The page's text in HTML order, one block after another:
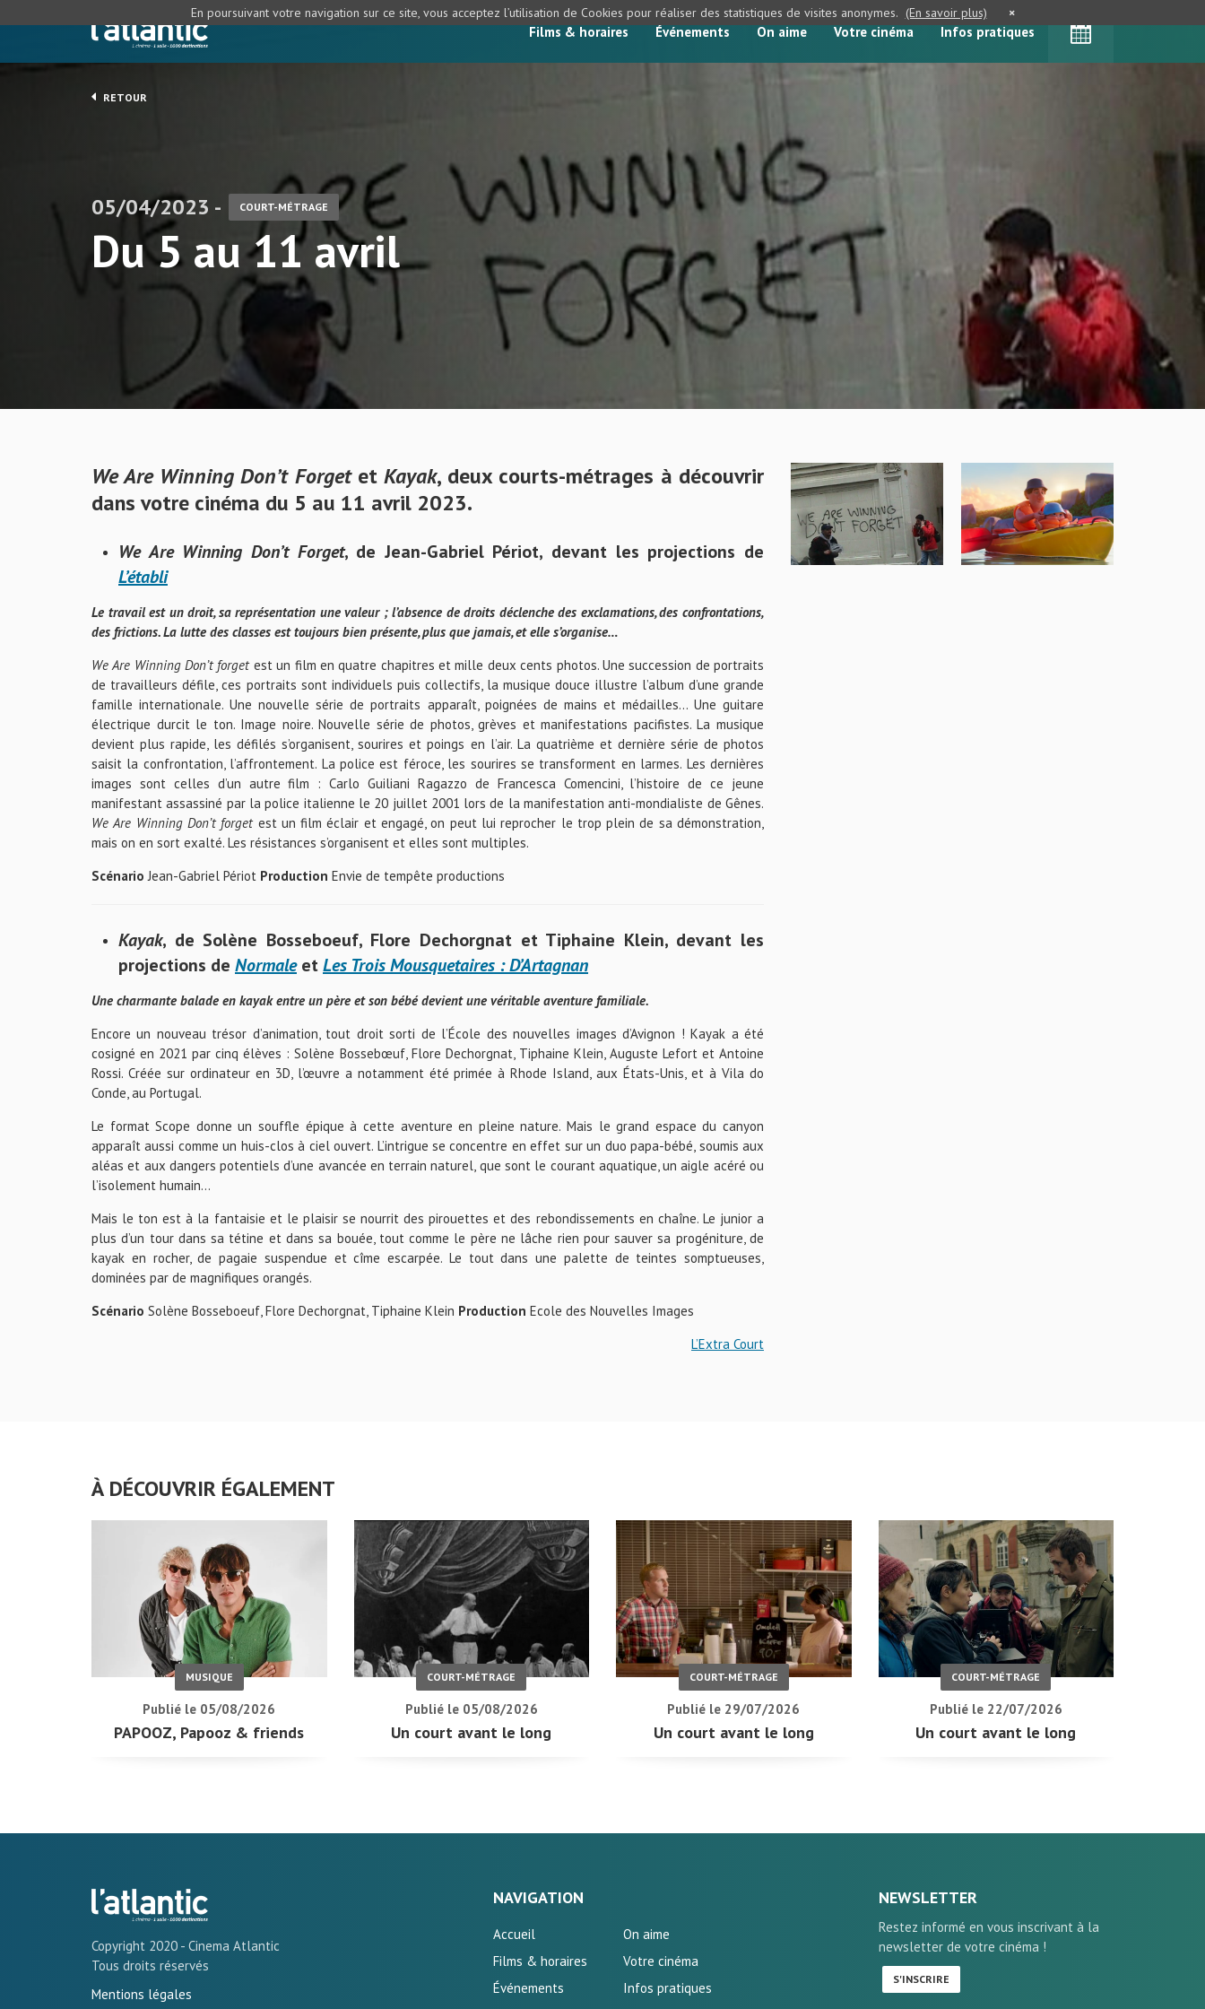
Films & horaires Événements On aime Votre cinéma Infos pratiques
RETOUR
05/04/2023 - COURT-MÉTRAGE
Du 5 au 11 avril
We Are Winning Don’t Forget et Kayak, deux courts-métrages à découvrir
dans votre cinéma du 5 au 11 avril 2023.
We Are Winning Don’t Forget, de Jean-Gabriel Périot, devant les projections de
L’établi
Le travail est un droit, sa représentation une valeur ; l’absence de droits déclenche des exclamations, des confrontations,
des frictions. La lutte des classes est toujours bien présente, plus que jamais, et elle s’organise…
We Are Winning Don’t forgetest un film en quatre chapitres et mille deux cents photos. Une succession de portraits
de travailleurs défile, ces portraits sont individuels puis collectifs, la musique douce illustre l’album d’une grande
famille internationale. Une nouvelle série de portraits apparaît, poignées de mains et médailles… Une guitare
électrique durcit le ton. Image noire. Nouvelle série de photos, grèves et manifestations pacifistes. La musique
devient plus rapide, les défilés s’organisent, sourires et poings en l’air. La quatrième et dernière série de photos
saisit la confrontation, l’affrontement. La police est féroce, les sourires se transforment en larmes. Les dernières
images sont celles d’un autre film : Carlo Guiliani Ragazzo de Francesca Comencini, l’histoire de ce jeune
manifestant assassiné par la police italienne le 20 juillet 2001 lors de la manifestation anti-mondialiste de Gênes.
We Are Winning Don’t forgetest un film éclair et engagé, on peut lui reprocher le trop plein de sa démonstration,
mais on en sort exalté. Les résistances s’organisent et elles sont multiples.
Scénario Jean-Gabriel Périot Production Envie de tempête productions
Kayak, de Solène Bosseboeuf, Flore Dechorgnat et Tiphaine Klein, devant les
projections de NormaleetLes Trois Mousquetaires : D’Artagnan
Une charmante balade en kayak entre un père et son bébé devient une véritable aventure familiale.
Encore un nouveau trésor d’animation, tout droit sorti de l’École des nouvelles images d’Avignon ! Kayak a été
cosigné en 2021 par cinq élèves : Solène Bossebœuf, Flore Dechorgnat, Tiphaine Klein, Auguste Lefort et Antoine
Rossi. Créée sur ordinateur en 3D, l’œuvre a notamment été primée à Rhode Island, aux États-Unis, et à Vila do
Conde, au Portugal.
Le format Scope donne un souffle épique à cette aventure en pleine nature. Mais le grand espace du canyon
apparaît aussi comme un huis-clos à ciel ouvert. L’intrigue se concentre en effet sur un duo papa-bébé, soumis aux
aléas et aux dangers potentiels d’une avancée en terrain naturel, que sont le courant aquatique, un aigle acéré ou
l’isolement humain…
Mais le ton est à la fantaisie et le plaisir se nourrit des pirouettes et des rebondissements en chaîne. Le junior a
plus d’un tour dans sa tétine et dans sa bouée, tout comme le père ne lâche rien pour sauver sa progéniture, de
kayak en rocher, de pagaie suspendue et cîme escarpée. Le tout dans une palette de teintes somptueuses,
dominées par de magnifiques orangés.
Scénario Solène Bosseboeuf, Flore Dechorgnat, Tiphaine Klein Production Ecole des Nouvelles Images
L’Extra Court
À DÉCOUVRIR ÉGALEMENT
MUSIQUE
Publié le 05/08/2026
PAPOOZ, Papooz & friends
COURT-MÉTRAGE
Publié le 05/08/2026
Un court avant le long
COURT-MÉTRAGE
Publié le 29/07/2026
Un court avant le long
COURT-MÉTRAGE
Publié le 22/07/2026
Un court avant le long
Copyright 2020 - Cinema Atlantic
Tous droits réservés
Mentions légales
NAVIGATION
Accueil
Films & horaires
Événements
On aime
Votre cinéma
Infos pratiques
NEWSLETTER
Restez informé en vous inscrivant à la
newsletter de votre cinéma !
S'INSCRIRE
En poursuivant votre navigation sur ce site, vous acceptez l’utilisation de Cookies pour réaliser des statistiques de visites anonymes. (En savoir plus) ×